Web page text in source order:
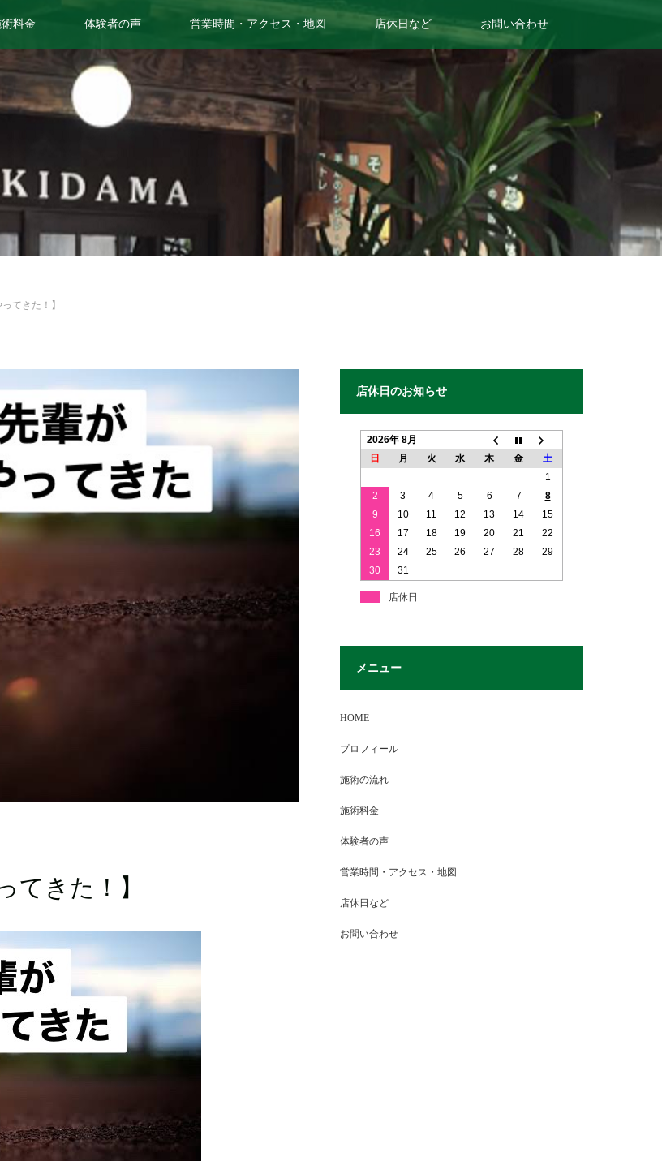
料金 体験者の声 営業時間・アクセス・地図 店休日など お問い合わせ
てきた！】
てきた！】
店休日のお知らせ
2026年 8月
日
月 火 水 木 金
土
1
2
3 4 5 6 7
8
9
10 11 12 13 14
15
16
17 18 19 20 21
22
23
24 25 26 27 28
29
30
31
店休日
メニュー
HOME
プロフィール
施術の流れ
施術料金
体験者の声
営業時間・アクセス・地図
店休日など
お問い合わせ